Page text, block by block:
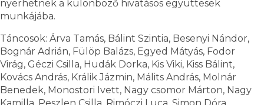
nyerhetnek a különböző hivatásos együttesek
munkájába.
Táncosok: Árva Tamás, Bálint Szintia, Besenyi Nándor,
Bognár Adrián, Fülöp Balázs, Egyed Mátyás, Fodor
Virág, Géczi Csilla, Hudák Dorka, Kis Viki, Kiss Bálint,
Kovács András, Králik Jázmin, Málits András, Molnár
Benedek, Monostori Ivett, Nagy csomor Márton, Nagy
Kamilla, Peszlen Csilla, Rimóczi Luca, Simon Dóra,